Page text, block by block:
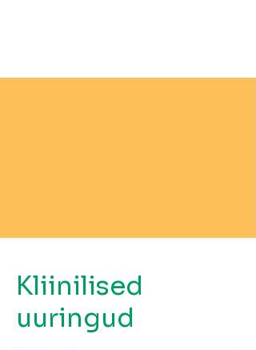
Kliinilised
uuringud